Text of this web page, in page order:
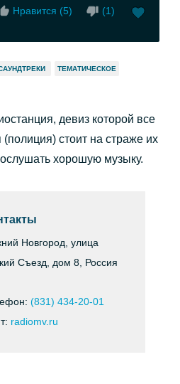
Нравится (5) (1)
ТЕМАТИЧЕСКОЕ
девиз которой все
стоит на страже их
хорошую музыку.
Новгород, улица
Съезд, дом 8, Россия
(831) 434-20-01
radiomv.ru